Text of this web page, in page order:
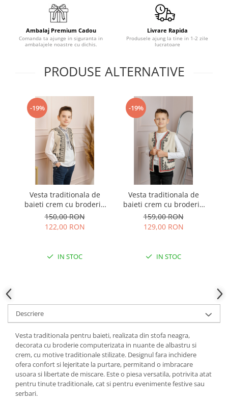
Ambalaj Premium Cadou
Comanda ta ajunge in siguranta in
ambalajele noastre cu dichis.
Livrare Rapida
Produsele ajung la tine in 1-2 zile
lucratoare
PRODUSE ALTERNATIVE
-19%
Vesta traditionala de
baieti crem cu broderie
florala neagra Emil 02
150,00 RON
122,00 RON
IN STOC
-19%
Vesta traditionala de
baieti crem cu broderie
florala neagra Victor
159,00 RON
129,00 RON
IN STOC
Descriere
Vesta traditionala pentru baieti, realizata din stofa neagra,
decorata cu broderie computerizata in nuante de albastru si
crem, cu motive traditionale stilizate. Designul fara inchidere
ofera confort si lejeritate la purtare, permitand o imbracare
usoara si libertate de miscare. Este o piesa versatila, potrivita atat
pentru tinute traditionale, cat si pentru evenimente festive sau
serbari.